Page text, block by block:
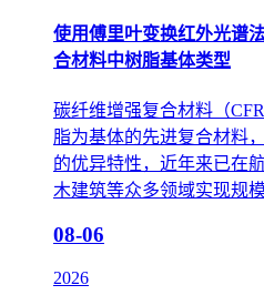
使用傅里叶变换红外光谱
合材料中树脂基体类型
碳纤维增强复合材料（
脂为基体的先进复合材料
的优异特性，近年来已在
木建筑等众多领域实现规
08-06
2026